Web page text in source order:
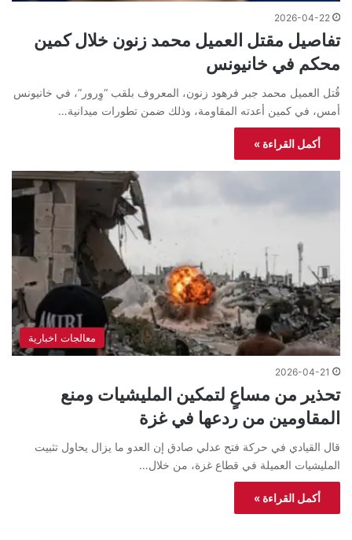
2026-04-22
تفاصيل مقتل العميل محمد زنون خلال كمين
محكم في خانيونس
قُتل العميل محمد جبر فرهود زنون، المعروف بلقب “وِرور”، في خانيونس
أمس، في كمين أعدته المقاومة، وذلك ضمن تطورات ميدانية…
أكمل القراءة »
معالجات اخبارية
2026-04-21
تحذير من مساعٍ لتمكين المليشيات ومنع
المقاومين من ردعها في غزة
قال القيادي في حركة فتح عدلي صادق إن العدو ما يزال يحاول تثبيت
المليشيات العميلة في قطاع غزة، من خلال…
أكمل القراءة »